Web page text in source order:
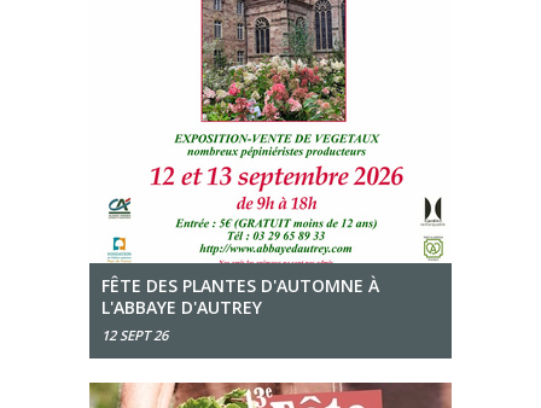
FÊTE DES PLANTES D'AUTOMNE À
L'ABBAYE D'AUTREY
12 SEPT 26